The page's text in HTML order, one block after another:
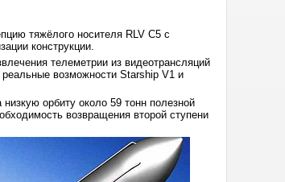
тяжёлого носителя RLV C5 с
конструкции.
телеметрии из видеотрансляций
возможности Starship V1 и
орбиту около 59 тонн полезной
возвращения второй ступени